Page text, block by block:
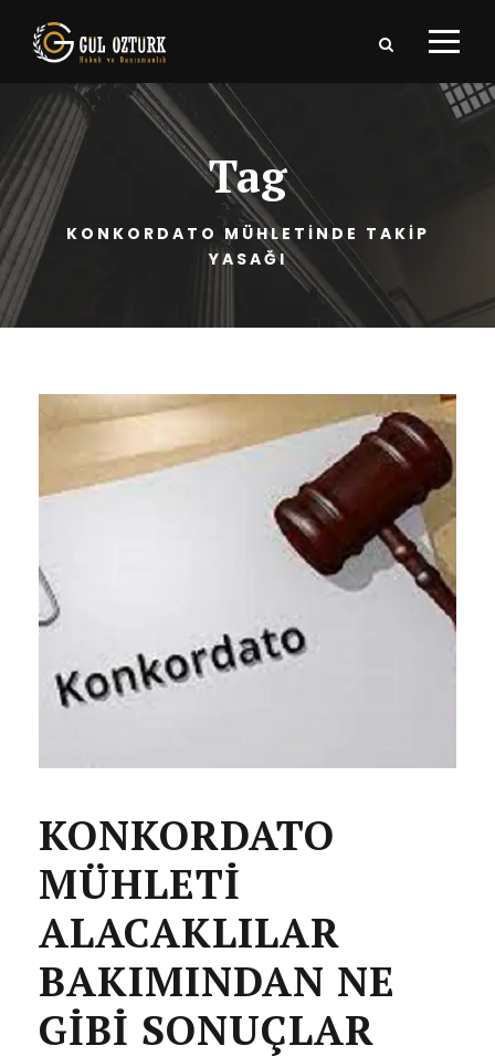
Tag
KONKORDATO MÜHLETİNDE TAKİP
YASAĞI
KONKORDATO
MÜHLETİ
ALACAKLILAR
BAKIMINDAN NE
GİBİ SONUÇLAR